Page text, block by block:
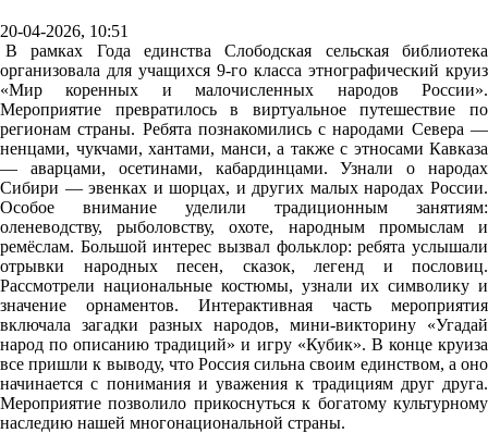
20-04-2026, 10:51
В рамках Года единства Слободская сельская библиотека
организовала для учащихся 9-го класса этнографический круиз
«Мир коренных и малочисленных народов России».
Мероприятие превратилось в виртуальное путешествие по
регионам страны. Ребята познакомились с народами Севера —
ненцами, чукчами, хантами, манси, а также с этносами Кавказа
— аварцами, осетинами, кабардинцами. Узнали о народах
Сибири — эвенках и шорцах, и других малых народах России.
Особое внимание уделили традиционным занятиям:
оленеводству, рыболовству, охоте, народным промыслам и
ремёслам. Большой интерес вызвал фольклор: ребята услышали
отрывки народных песен, сказок, легенд и пословиц.
Рассмотрели национальные костюмы, узнали их символику и
значение орнаментов. Интерактивная часть мероприятия
включала загадки разных народов, мини-викторину «Угадай
народ по описанию традиций» и игру «Кубик». В конце круиза
все пришли к выводу, что Россия сильна своим единством, а оно
начинается с понимания и уважения к традициям друг друга.
Мероприятие позволило прикоснуться к богатому культурному
наследию нашей многонациональной страны.